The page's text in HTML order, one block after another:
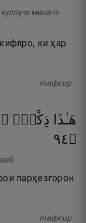
м мина-л-
ки ҳар
тафсир
هَـٰذَا ذِكْرٌۭ ۚ
۝٤٩
парҳезгорон
тафсир